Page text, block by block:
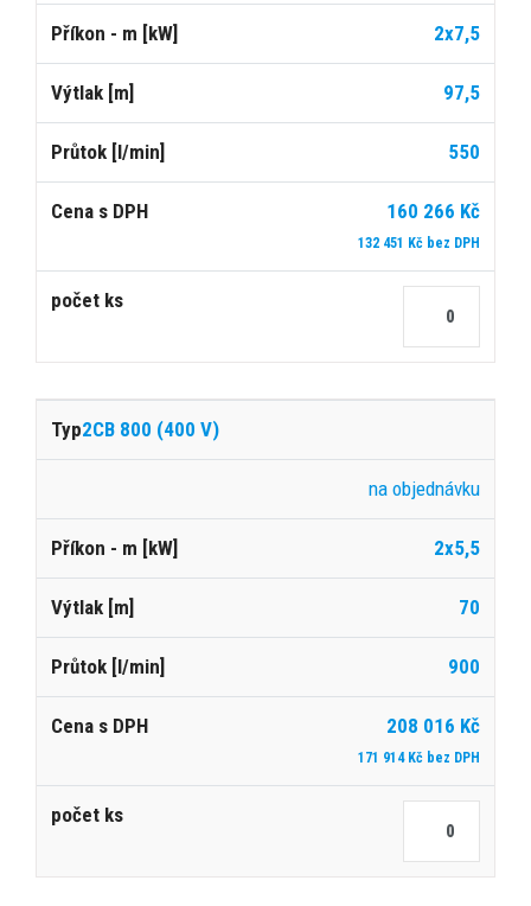
2x7,5
97,5
550
160 266 Kč
132 451 Kč bez DPH
2CB 800 (400 V)
na objednávku
2x5,5
70
900
208 016 Kč
171 914 Kč bez DPH